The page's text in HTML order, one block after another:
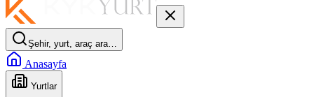
Şehir, yurt, araç ara…
Anasayfa
Yurtlar